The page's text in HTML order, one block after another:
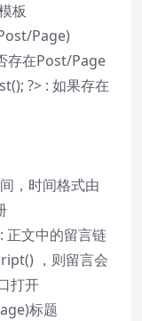
板
Page)
存在Post/Page
?> : 如果存在
，时间格式由
文中的留言链
，则留言会
打开
标题